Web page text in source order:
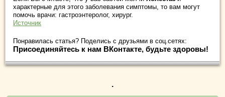
характерные для этого заболевания симптомы, то вам могут
помочь врачи: гастроэнтеролог, хирург.
Источник
Понравилась статья? Поделись с друзьями в соц.сетях:
Присоединяйтесь к нам ВКонтакте, будьте здоровы!
.